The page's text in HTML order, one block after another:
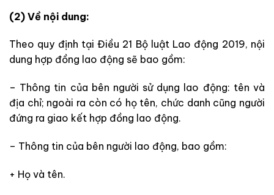
(2) Về nội dung:
Theo quy định tại Điều 21 Bộ luật Lao động 2019, nội
dung hợp đồng lao động sẽ bao gồm:
– Thông tin của bên người sử dụng lao động: tên và
địa chỉ; ngoài ra còn có họ tên, chức danh cũng người
đứng ra giao kết hợp đồng lao động.
– Thông tin của bên người lao động, bao gồm:
+ Họ và tên.